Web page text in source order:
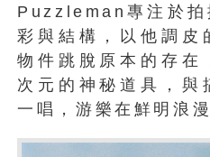
Puzzleman專注於拍
彩與結構，以他調皮
物件跳脫原本的存在
次元的神秘道具，與
一唱，游樂在鮮明浪